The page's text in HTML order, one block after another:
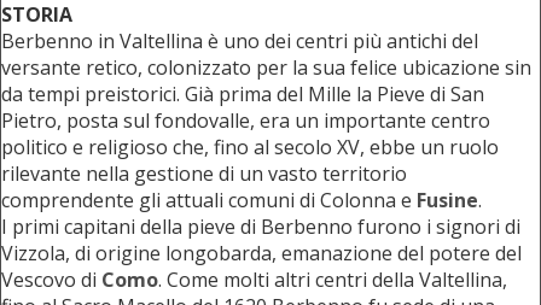
STORIA
Berbenno in Valtellina è uno dei centri più antichi del
versante retico, colonizzato per la sua felice ubicazione sin
da tempi preistorici. Già prima del Mille la Pieve di San
Pietro, posta sul fondovalle, era un importante centro
politico e religioso che, fino al secolo XV, ebbe un ruolo
rilevante nella gestione di un vasto territorio
comprendente gli attuali comuni di Colonna e Fusine.
I primi capitani della pieve di Berbenno furono i signori di
Vizzola, di origine longobarda, emanazione del potere del
Vescovo di Como. Come molti altri centri della Valtellina,